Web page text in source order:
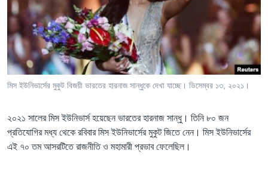
ভিডিও
Learning English
FOLLOW US
অন্য ভাষায় ওয়েব সাইট
মিস ইউনিভার্সের মুকুট বিজয়ী ভারতের হারনাজ সান্ধুকে দেখা যাচ্ছে। ডিসেম্বর ১৩, ২০২১।
২০২১ সালের মিস ইউনিভার্স হয়েছেন ভারতের হারনাজ সান্ধু। তিনি ৮০ জন
প্রতিযোগির মধ্য থেকে রবিবার মিস ইউনিভার্সের মুকুট জিতে নেন। মিস ইউনিভার্সের
এই ৭০ তম আসরটিতে রাজনীতি ও মহামারী প্রভাব ফেলেছিল।